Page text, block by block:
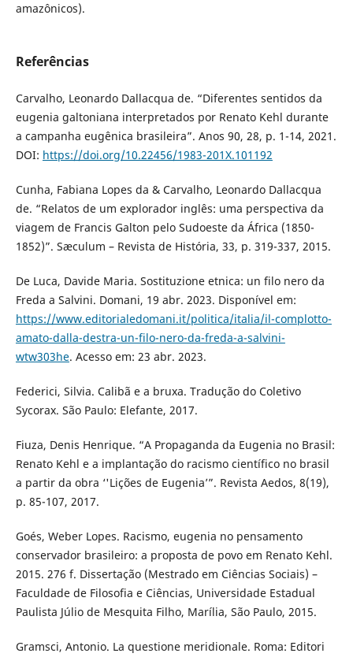
amazônicos).
Referências
Carvalho, Leonardo Dallacqua de. “Diferentes sentidos da
eugenia galtoniana interpretados por Renato Kehl durante
a campanha eugênica brasileira”. Anos 90, 28, p. 1-14, 2021.
DOI: https://doi.org/10.22456/1983-201X.101192
Cunha, Fabiana Lopes da & Carvalho, Leonardo Dallacqua
de. “Relatos de um explorador inglês: uma perspectiva da
viagem de Francis Galton pelo Sudoeste da África (1850-
1852)”. Sæculum – Revista de História, 33, p. 319-337, 2015.
De Luca, Davide Maria. Sostituzione etnica: un filo nero da
Freda a Salvini. Domani, 19 abr. 2023. Disponível em:
https://www.editorialedomani.it/politica/italia/il-complotto-
amato-dalla-destra-un-filo-nero-da-freda-a-salvini-
wtw303he. Acesso em: 23 abr. 2023.
Federici, Silvia. Calibã e a bruxa. Tradução do Coletivo
Sycorax. São Paulo: Elefante, 2017.
Fiuza, Denis Henrique. “A Propaganda da Eugenia no Brasil:
Renato Kehl e a implantação do racismo científico no brasil
a partir da obra ‘'Lições de Eugenia’”. Revista Aedos, 8(19),
p. 85-107, 2017.
Goés, Weber Lopes. Racismo, eugenia no pensamento
conservador brasileiro: a proposta de povo em Renato Kehl.
2015. 276 f. Dissertação (Mestrado em Ciências Sociais) –
Faculdade de Filosofia e Ciências, Universidade Estadual
Paulista Júlio de Mesquita Filho, Marília, São Paulo, 2015.
Gramsci, Antonio. La questione meridionale. Roma: Editori